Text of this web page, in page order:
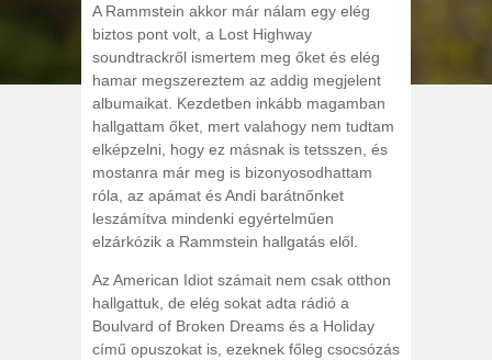
A Rammstein akkor már nálam egy elég
biztos pont volt, a Lost Highway
soundtrackről ismertem meg őket és elég
hamar megszereztem az addig megjelent
albumaikat. Kezdetben inkább magamban
hallgattam őket, mert valahogy nem tudtam
elképzelni, hogy ez másnak is tetsszen, és
mostanra már meg is bizonyosodhattam
róla, az apámat és Andi barátnőnket
leszámítva mindenki egyértelműen
elzárkózik a Rammstein hallgatás elől.
Az American Idiot számait nem csak otthon
hallgattuk, de elég sokat adta rádió a
Boulvard of Broken Dreams és a Holiday
című opuszokat is, ezeknek főleg csocsózás